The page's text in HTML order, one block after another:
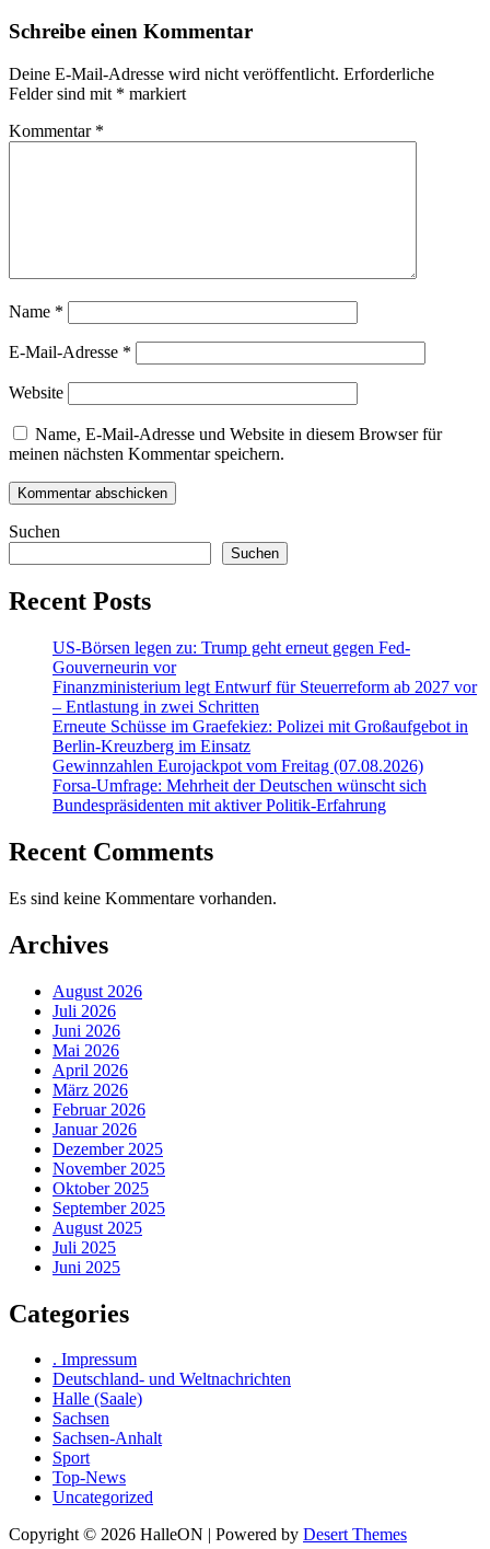
Schreibe einen Kommentar
Deine E-Mail-Adresse wird nicht veröffentlicht. Erforderliche
Felder sind mit * markiert
Kommentar *
Name *
E-Mail-Adresse *
Website
Name, E-Mail-Adresse und Website in diesem Browser für
meinen nächsten Kommentar speichern.
Suchen
Suchen
Recent Posts
US-Börsen legen zu: Trump geht erneut gegen Fed-
Gouverneurin vor
Finanzministerium legt Entwurf für Steuerreform ab 2027 vor
– Entlastung in zwei Schritten
Erneute Schüsse im Graefekiez: Polizei mit Großaufgebot in
Berlin-Kreuzberg im Einsatz
Gewinnzahlen Eurojackpot vom Freitag (07.08.2026)
Forsa-Umfrage: Mehrheit der Deutschen wünscht sich
Bundespräsidenten mit aktiver Politik-Erfahrung
Recent Comments
Es sind keine Kommentare vorhanden.
Archives
August 2026
Juli 2026
Juni 2026
Mai 2026
April 2026
März 2026
Februar 2026
Januar 2026
Dezember 2025
November 2025
Oktober 2025
September 2025
August 2025
Juli 2025
Juni 2025
Categories
. Impressum
Deutschland- und Weltnachrichten
Halle (Saale)
Sachsen
Sachsen-Anhalt
Sport
Top-News
Uncategorized
Copyright © 2026 HalleON | Powered by Desert Themes